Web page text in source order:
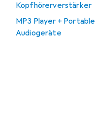
Kopfhörerverstärker
MP3 Player + Portable
Audiogeräte